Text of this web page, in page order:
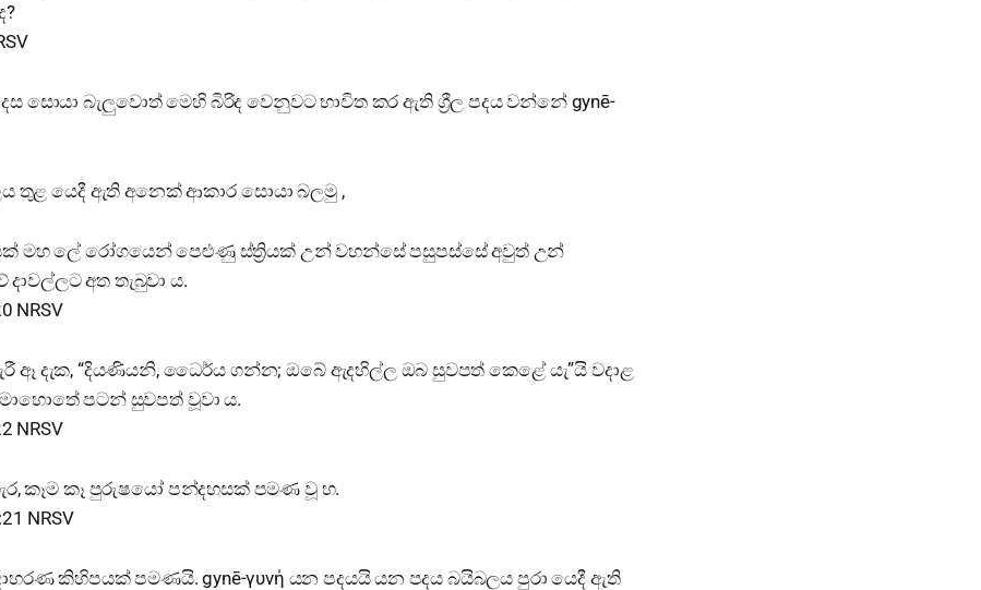
සොයා බැලුවොත් මෙහි බිරිද වෙනුවට භාවිත කර ඇති ග්‍රීල පදය වන්නේ gynē-
තුළ යෙදී ඇති අනෙක් ආකාර සොයා බලමු ,
මහ ලේ රෝගයෙන් පෙළුණු ස්ත්‍රියක් උන් වහන්සේ පසුපස්සේ අවුත් උන්
අත තැබුවා ය.
NRSV
ඈ දැක, “දියණියනි, ධෛර්ය ගන්න; ඔබේ ඇදහිල්ල ඔබ සුවපත් කෙළේ යැ”යි වදාළ
පටන් සුවපත් වූවා ය.
NRSV
කෑම කෑ පුරුෂයෝ පන්දහසක් පමණ වූ හ.
NRSV
කිහිපයක් පමණයි. gynē-γυνή යන පදයයි යන පදය බයිබලය පුරා යෙදී ඇති